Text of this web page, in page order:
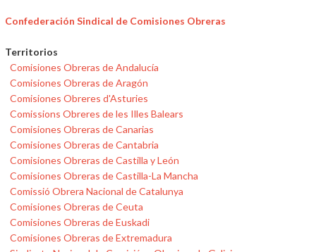
Confederación Sindical de Comisiones Obreras
Territorios
Comisiones Obreras de Andalucía
Comisiones Obreras de Aragón
Comisiones Obreres d'Asturies
Comissions Obreres de les Illes Balears
Comisiones Obreras de Canarias
Comisiones Obreras de Cantabria
Comisiones Obreras de Castilla y León
Comisiones Obreras de Castilla-La Mancha
Comissió Obrera Nacional de Catalunya
Comisiones Obreras de Ceuta
Comisiones Obreras de Euskadi
Comisiones Obreras de Extremadura